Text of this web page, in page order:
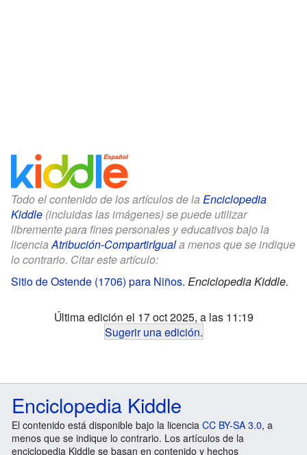
Todo el contenido de los artículos de la Enciclopedia
Kiddle (incluidas las imágenes) se puede utilizar
libremente para fines personales y educativos bajo la
licenciaAtribución-CompartirIguala menos que se indique
lo contrario. Citar este artículo:
Sitio de Ostende (1706) para Niños. Enciclopedia Kiddle.
Última edición el 17 oct 2025, a las 11:19
Sugerir una edición.
Enciclopedia Kiddle
El contenido está disponible bajo la licencia CC BY-SA 3.0, a
menos que se indique lo contrario. Los artículos de la
enciclopedia Kiddle se basan en contenido y hechos